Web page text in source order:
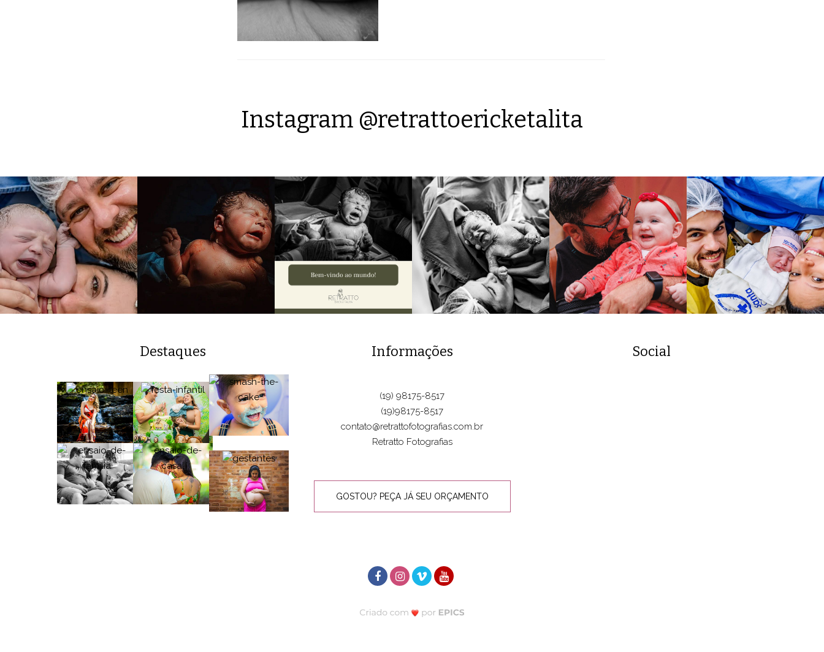
Instagram @retrattoericketalita
Destaques Informações
(19) 98175-8517
(19)98175-8517
contato@retrattofotografias.com.br
Retratto Fotografias
GOSTOU? PEÇA JÁ SEU ORÇAMENTO
Social